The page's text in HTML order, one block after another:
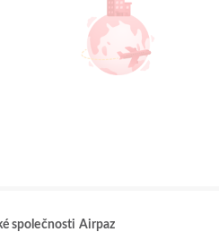
společnosti Airpaz